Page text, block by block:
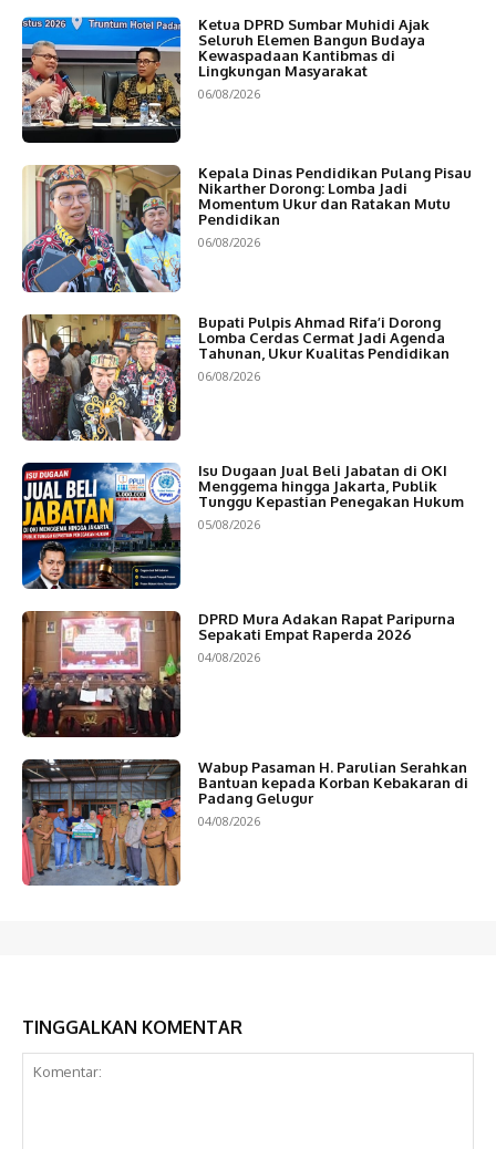
Ketua DPRD Sumbar Muhidi Ajak
Seluruh Elemen Bangun Budaya
Kewaspadaan Kantibmas di
Lingkungan Masyarakat
06/08/2026
Kepala Dinas Pendidikan Pulang Pisau
Nikarther Dorong: Lomba Jadi
Momentum Ukur dan Ratakan Mutu
Pendidikan
06/08/2026
Bupati Pulpis Ahmad Rifa’i Dorong
Lomba Cerdas Cermat Jadi Agenda
Tahunan, Ukur Kualitas Pendidikan
06/08/2026
Isu Dugaan Jual Beli Jabatan di OKI
Menggema hingga Jakarta, Publik
Tunggu Kepastian Penegakan Hukum
05/08/2026
DPRD Mura Adakan Rapat Paripurna
Sepakati Empat Raperda 2026
04/08/2026
Wabup Pasaman H. Parulian Serahkan
Bantuan kepada Korban Kebakaran di
Padang Gelugur
04/08/2026
TINGGALKAN KOMENTAR